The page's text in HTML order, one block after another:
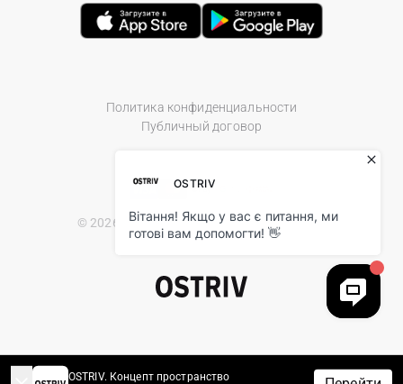
Политика конфиденциальности
Публичный договор
© 2026 Ostriv.ua Store. All Rights Reserved.
OSTRIV. Концепт пространство